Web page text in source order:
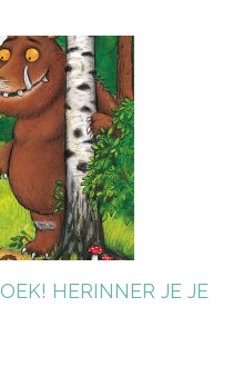
HERINNER JE JE